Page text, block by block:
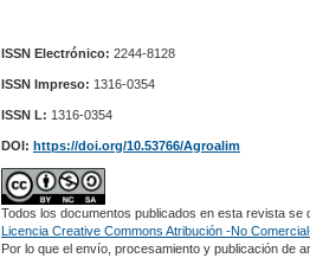
ISSN Electrónico: 2244-8128
ISSN Impreso: 1316-0354
ISSN L: 1316-0354
DOI: https://doi.org/10.53766/Agroalim
Todos los documentos publicados en esta revista se
Licencia Creative Commons Atribución -No
Por lo que el envío, procesamiento y publicación de